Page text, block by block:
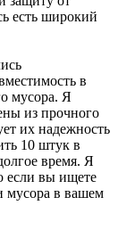
есть широкий
в
мусора. Я
из прочного
их надежность
10 штук в
время. Я
если вы ищете
мусора в вашем